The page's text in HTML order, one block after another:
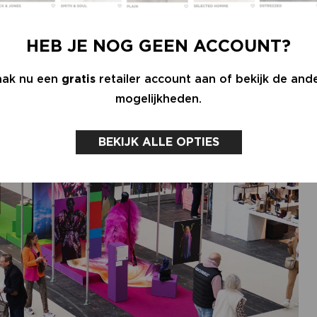
HEB JE NOG GEEN ACCOUNT?
nu een gratisretailer account aan of bekijk de
mogelijkheden.
BEKIJK ALLE OPTIES